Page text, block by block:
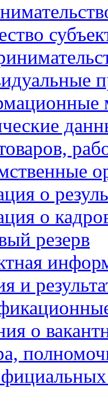
о
о
резерв
и
о